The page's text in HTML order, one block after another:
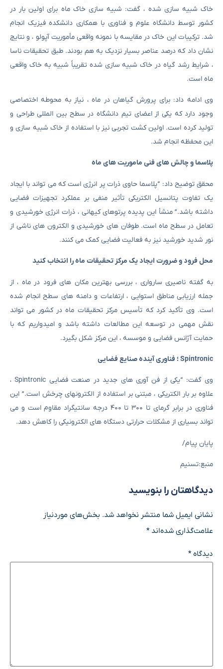
خاک شبیه سازی شده ، گفت: شبیه سازی خاک ماه برای اولین بار در
کشور توسط دانشگاه علوم و فناوری با همکاری دانشکده فیزیک انجام
شد. ترکیبات این خاک در مقایسه با نمونه واقعی مأموریت آپولو ، و نتایج
نشان داد که درصد عناصر بسیار نزدیک به هم بودند. طبق تحقیقات ناسا
، شرایط رشد گیاه در خاک شبیه سازی شده تقریباً شبیه به خاک واقعی
ماه است.
وی ادامه داد: برای پرورش گیاهان در ماه ، نیاز به محوطه اختصاصی
وجود دارد که یکی از اعضای تیم دانشگاه در سطح بین المللی طراحی و
تولید کرده است. اولین کشت تجربی نیز با استفاده از خاک شبیه سازی و
این محفظه انجام شد.
پلاسما و چالش های فنی ماموریت های ماه
محقق توضیح داد: “پلاسما حاوی ذرات پر انرژی است که می تواند با ایجاد
یک تفاوت پتانسیل الکتریکی تأثیر منفی بر عملکرد تجهیزات فضایی
داشته باشد.” منشأ این پدیده پرتوهای کیهانی ، ذرات انرژی خورشیدی و
تعامل در سطح ماه است. طوفان های خورشیدی و الکترون های ناشی از
نور شدید خورشید نیز به فعالیت فضایی کمک می کنند.
محل فرود و ضرورت ایجاد یک مرکز تحقیقات ماه را انتخاب کنید
به گفته ناصیری سارواری ، بررسی بهترین مکان های فرود در ماه ، از
جمله ارزیابی مناطق استوایی ، ارتفاعات و دامنه های سطح انجام شده
است. وی تأکید کرد که تأسیس مرکز تحقیقات ماه در کشور می تواند
نقش مهمی در توسعه این مطالعات داشته باشد و امیدواریم که با
حمایت آژانس فضایی و موسسه ، این مرکز شکل بگیرد.
Spintronic ؛ فناوری آینده صنایع فضایی
وی گفت: “یکی از فن آوری های جدید در صنعت فضایی Spintronic ،
علاوه بر بار الکتریکی ، مبتنی بر استفاده از الکترونهای چرخش است.” این
فناوری در برابر گرمای تا ۳۰۰ تا ۴۰۰ درجه سانتیگراد مقاوم است و می
تواند بسیاری از مشکلات حرارتی دستگاه های الکترونیکی را کاهش دهد.
پایان پیام/
منبع:تسنیم
دیدگاهتان را بنویسید
نشانی ایمیل شما منتشر نخواهد شد. بخش‌های موردنیاز
علامت‌گذاری شده‌اند*
دیدگاه*